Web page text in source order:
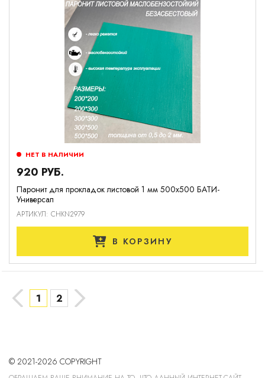
Паронит для прокладок листовой 1 мм 500х500 БАТИ-
Универсал
АРТИКУЛ: CHKN2979
НЕТ В НАЛИЧИИ
920 РУБ.
В КОРЗИНУ
← 1 2 →
© 2021-2026 COPYRIGHT